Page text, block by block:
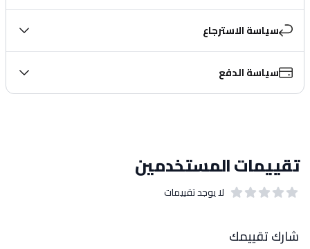
سياسة الاسترجاع
سياسة الدفع
تقييمات المستخدمين
لا يوجد تقييمات
شارك تقييمك